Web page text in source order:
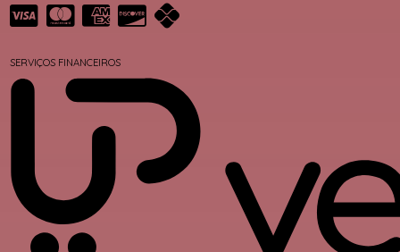
SERVIÇOS FINANCEIROS